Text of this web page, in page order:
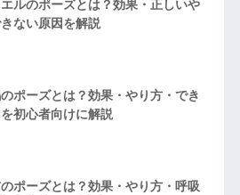
ルのポーズとは？効果・正しいや
ない原因を解説
ポーズとは？効果・やり方・でき
初心者向けに解説
ポーズとは？効果・やり方・呼吸